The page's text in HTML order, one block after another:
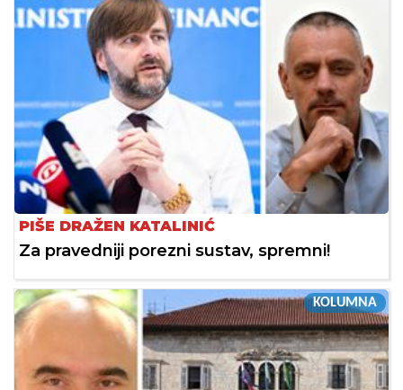
PIŠE DRAŽEN KATALINIĆ
Za pravedniji porezni sustav, spremni!
KOLUMNA